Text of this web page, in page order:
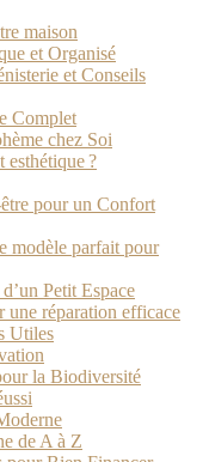
maison
et Organisé
et Conseils
Complet
chez Soi
esthétique ?
pour un Confort
modèle parfait pour
Petit Espace
une réparation efficace
Utiles
la Biodiversité
de A à Z